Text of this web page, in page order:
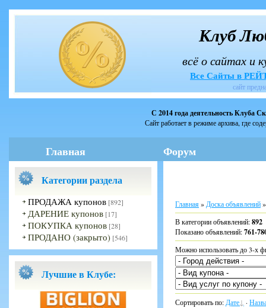
Клуб
всё о сайтах и
Все Сайты в
сайт
С 2014 года деятельность Клуба
Сайт работает в режиме архива, где
Главная Форум
Категории раздела
ПРОДАЖА купонов [892]
ДАРЕНИЕ купонов [17]
ПОКУПКА купонов [28]
ПРОДАНО (закрыто) [546]
Лучшие в Клубе:
Главная» Доска объявлений
В категории объявлений:892
Показано объявлений:761-
Можно использовать до 3-х
Сортировать по:Дате ·